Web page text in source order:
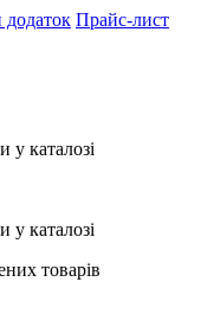
Прайс-лист
каталозі
каталозі
товарів